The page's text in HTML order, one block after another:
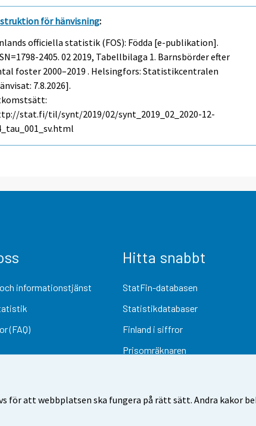
för att webbplatsen ska fungera på rätt sätt. Andra kakor
för hänvisning:
officiella statistik (FOS): Födda [e-publikation].
2405.02 2019, Tabellbilaga 1. Barnsbörder efter
foster 2000–2019 . Helsingfors: Statistikcentralen
7.8.2026].
stat.fi/til/synt/2019/02/synt_2019_02_2020-12-
informationstjänst
(FAQ)
Hitta snabbt
StatFin-databasen
Statistikdatabaser
Finland i siffror
Prisomräknaren